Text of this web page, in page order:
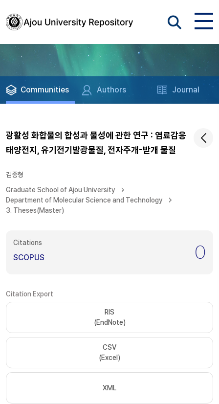
Communities Authors Journal
광활성 화합물의 합성과 물성에 관한 연구 : 염료감응
태양전지, 유기전기발광물질, 전자주개-받개 물질
김종형
Graduate School of Ajou University
Department of Molecular Science and Technology
3. Theses(Master)
Citations
SCOPUS 0
Citation Export
RIS
(EndNote)
CSV
(Excel)
XML